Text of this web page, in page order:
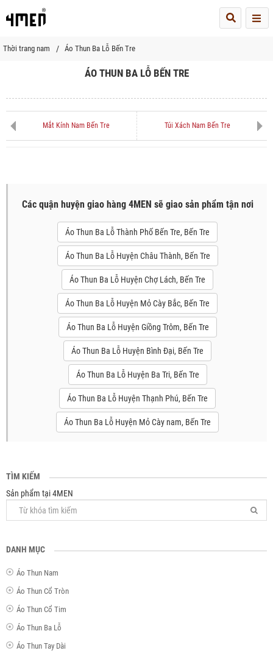
Thời trang nam Áo Thun Ba Lỗ Bến Tre
ÁO THUN BA LỖ BẾN TRE
Mắt Kính Nam Bến Tre Túi Xách Nam Bến Tre
Các quận huyện giao hàng 4MEN sẽ giao sản phẩm tận nơi
Áo Thun Ba Lỗ Thành Phố Bến Tre, Bến Tre
Áo Thun Ba Lỗ Huyện Châu Thành, Bến Tre
Áo Thun Ba Lỗ Huyện Chợ Lách, Bến Tre
Áo Thun Ba Lỗ Huyện Mỏ Cày Bắc, Bến Tre
Áo Thun Ba Lỗ Huyện Giồng Trôm, Bến Tre
Áo Thun Ba Lỗ Huyện Bình Đại, Bến Tre
Áo Thun Ba Lỗ Huyện Ba Tri, Bến Tre
Áo Thun Ba Lỗ Huyện Thạnh Phú, Bến Tre
Áo Thun Ba Lỗ Huyện Mỏ Cày nam, Bến Tre
TÌM KIẾM
Sản phẩm tại 4MEN
DANH MỤC
Áo Thun Nam
Áo Thun Cổ Tròn
Áo Thun Cổ Tim
Áo Thun Ba Lỗ
Áo Thun Tay Dài